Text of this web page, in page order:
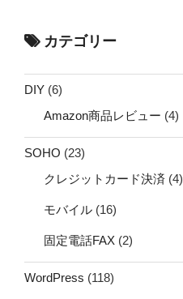
カテゴリー
DIY (6)
Amazon商品レビュー (4)
SOHO (23)
クレジットカード決済 (4)
モバイル (16)
固定電話FAX (2)
WordPress (118)